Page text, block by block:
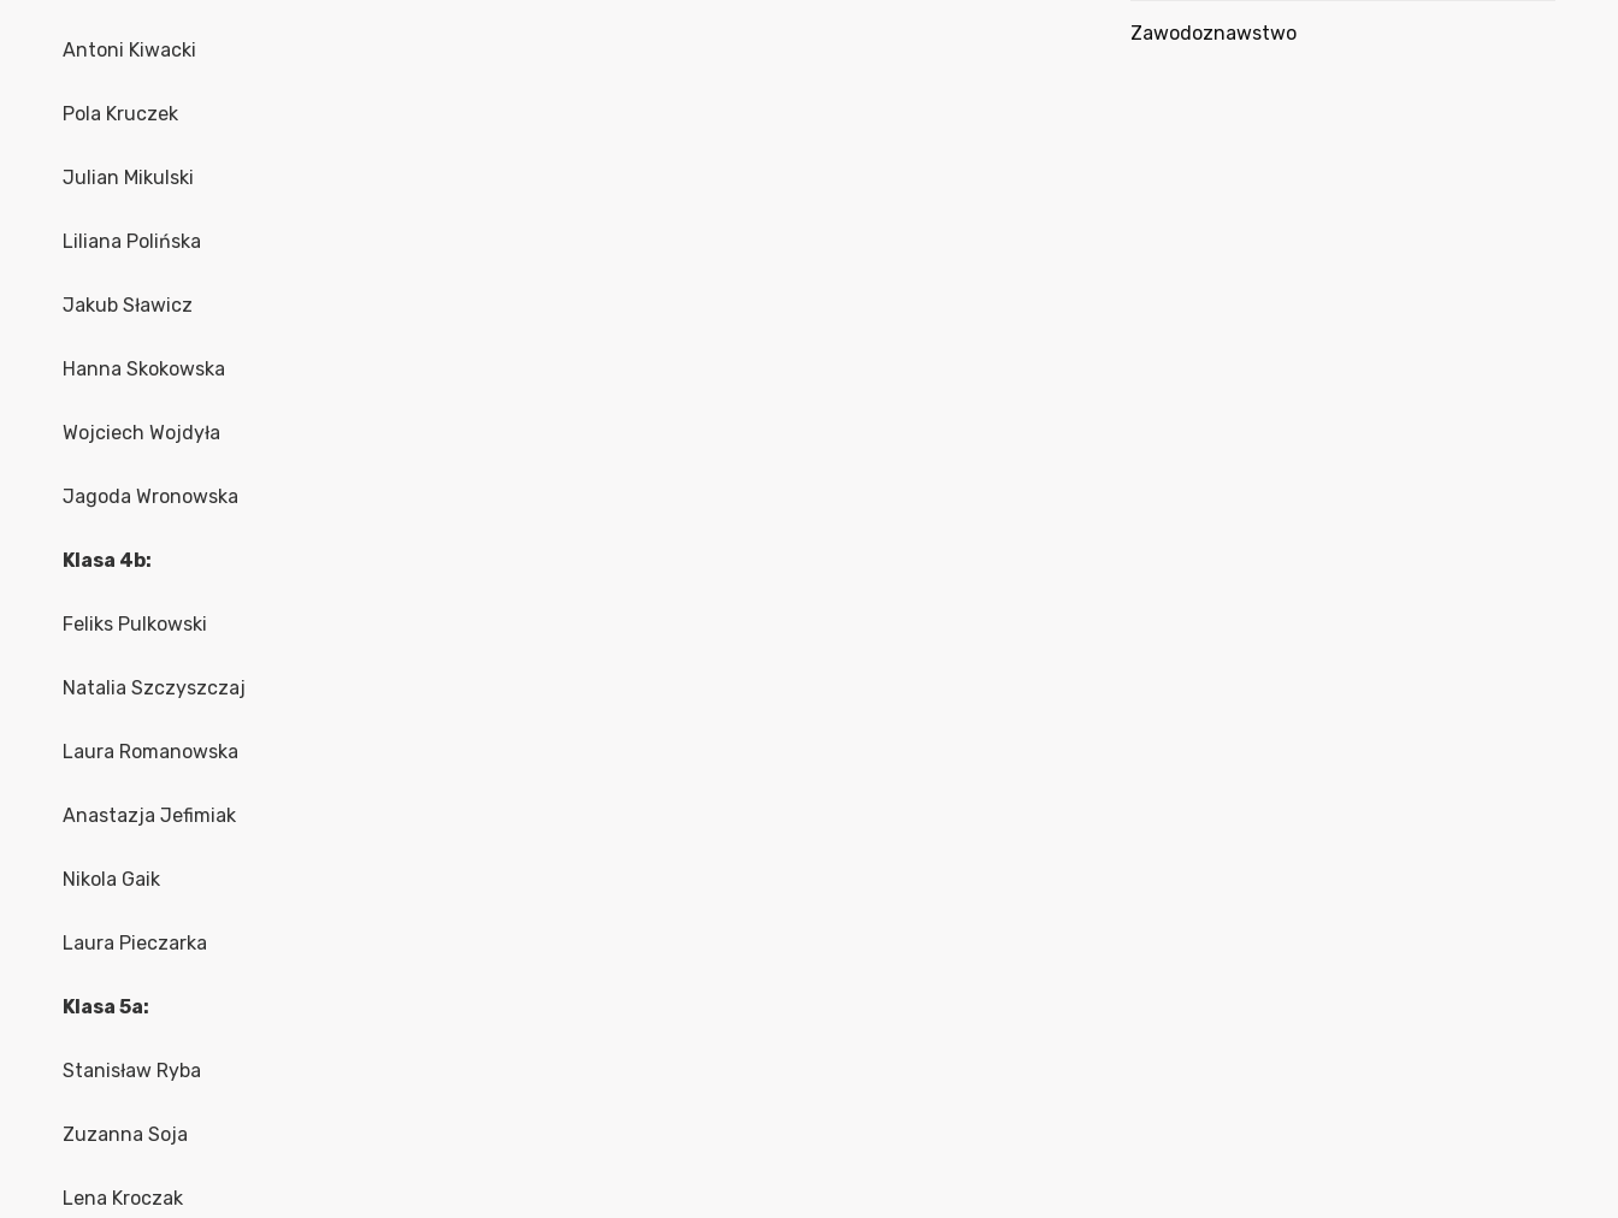
Antoni Kiwacki
Pola Kruczek
Julian Mikulski
Liliana Polińska
Jakub Sławicz
Hanna Skokowska
Wojciech Wojdyła
Jagoda Wronowska
Klasa 4b:
Feliks Pulkowski
Natalia Szczyszczaj
Laura Romanowska
Anastazja Jefimiak
Nikola Gaik
Laura Pieczarka
Klasa 5a:
Stanisław Ryba
Zuzanna Soja
Lena Kroczak
Zawodoznawstwo